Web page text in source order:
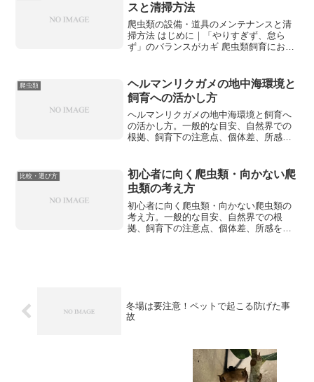
スと清掃方法
爬虫類の設備・道具のメンテナンスと清
掃方法 はじめに｜「やりすぎず、怠ら
ず」のバランスがカギ 爬虫類飼育におい
爬虫類
ヘルマンリクガメの地中海環境と
飼育への活かし方
ヘルマンリクガメの地中海環境と飼育へ
の活かし方。一般的な目安、自然界での
根拠、飼育下の注意点、個体差、所感を
比較・選び方
初心者に向く爬虫類・向かない爬
虫類の考え方
初心者に向く爬虫類・向かない爬虫類の
考え方。一般的な目安、自然界での根
拠、飼育下の注意点、個体差、所感を分
冬場は要注意！ペットで起こる防げた事
故